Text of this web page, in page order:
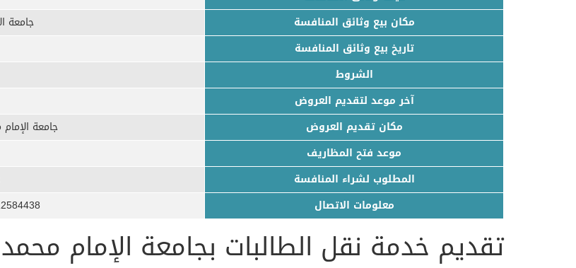
مكان بيع وثائق المنافسة
جامعة
تاريخ بيع وثائق المنافسة
الشروط
آخر موعد لتقديم العروض
مكان تقديم العروض
جامعة
موعد فتح المظاريف
المطلوب لشراء المنافسة
معلومات الاتصال
ssalmalki@imamu.edu.sa
تقديم خدمة نقل الطالبات بجامعة الإمام